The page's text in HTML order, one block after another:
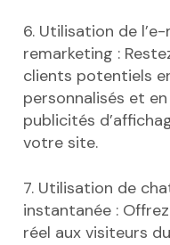
6. Utilisation de
remarketing :
clients potentiels
personnalisés et
publicités
votre site.
7. Utilisation de
instantanée :
réel aux visiteurs